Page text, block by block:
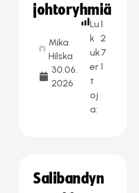
johtoryhmiä
Mika
Hilska
30.06.
2026
Lu
k
uk
er
t
oj
a:
1
2
7
1
Salibandyn